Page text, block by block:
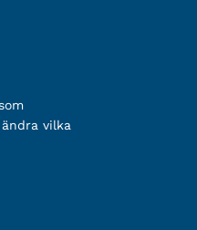
vilka